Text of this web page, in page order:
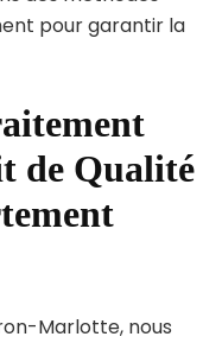
pour garantir la
de Qualité
Marlotte, nous